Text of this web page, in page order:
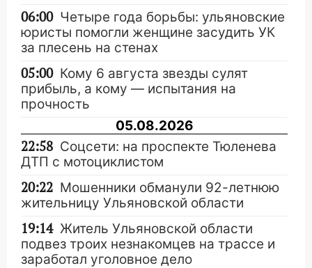
06:00 Четыре года борьбы: ульяновские
юристы помогли женщине засудить УК
за плесень на стенах
05:00 Кому 6 августа звезды сулят
прибыль, а кому — испытания на
прочность
05.08.2026
22:58 Соцсети: на проспекте Тюленева
ДТП с мотоциклистом
20:22 Мошенники обманули 92-летнюю
жительницу Ульяновской области
19:14 Житель Ульяновской области
подвез троих незнакомцев на трассе и
заработал уголовное дело